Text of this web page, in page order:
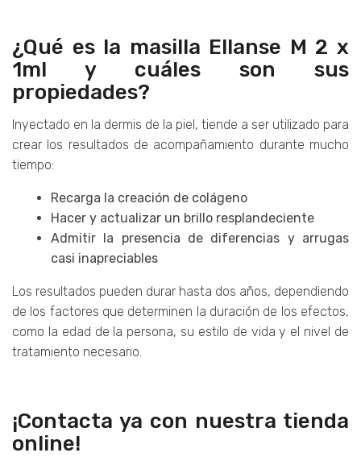
¿Qué es la masilla Ellanse M 2 x
1ml y cuáles son sus
propiedades?
Inyectado en la dermis de la piel, tiende a ser utilizado para
crear los resultados de acompañamiento durante mucho
tiempo:
Recarga la creación de colágeno
Hacer y actualizar un brillo resplandeciente
Admitir la presencia de diferencias y arrugas
casi inapreciables
Los resultados pueden durar hasta dos años, dependiendo
de los factores que determinen la duración de los efectos,
como la edad de la persona, su estilo de vida y el nivel de
tratamiento necesario.
¡Contacta ya con nuestra tienda
online!